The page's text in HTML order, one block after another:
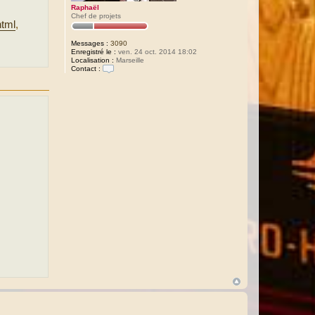
Raphaël
Chef de projets
Messages : 3090
Enregistré le : ven. 24 oct. 2014 18:02
Localisation : Marseille
Contact :
,